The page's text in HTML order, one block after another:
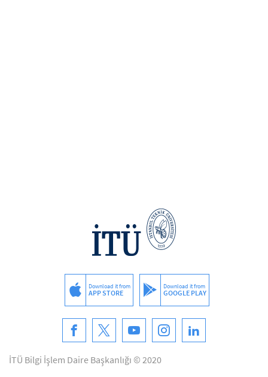
Download it from
APP STORE
Download it from
GOOGLE PLAY
İTÜ Bilgi İşlem Daire Başkanlığı © 2020